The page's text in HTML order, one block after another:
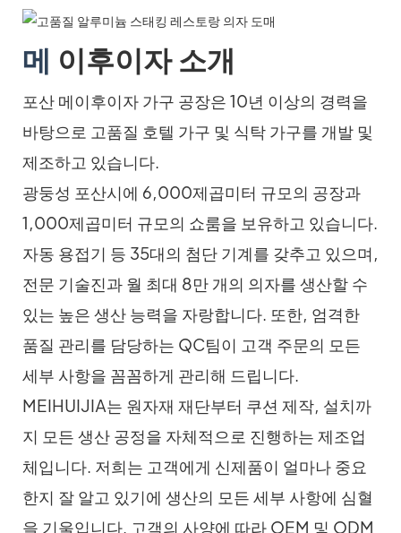
메 이후이자 소개
포산 메이후이자 가구 공장은 10년 이상의 경력을
바탕으로 고품질 호텔 가구 및 식탁 가구를 개발 및
제조하고 있습니다.
광둥성 포산시에 6,000제곱미터 규모의 공장과
1,000제곱미터 규모의 쇼룸을 보유하고 있습니다.
자동 용접기 등 35대의 첨단 기계를 갖추고 있으며,
전문 기술진과 월 최대 8만 개의 의자를 생산할 수
있는 높은 생산 능력을 자랑합니다. 또한, 엄격한
품질 관리를 담당하는 QC팀이 고객 주문의 모든
세부 사항을 꼼꼼하게 관리해 드립니다.
MEIHUIJIA는 원자재 재단부터 쿠션 제작, 설치까
지 모든 생산 공정을 자체적으로 진행하는 제조업
체입니다. 저희는 고객에게 신제품이 얼마나 중요
한지 잘 알고 있기에 생산의 모든 세부 사항에 심혈
을 기울입니다. 고객의 사양에 따라 OEM 및 ODM